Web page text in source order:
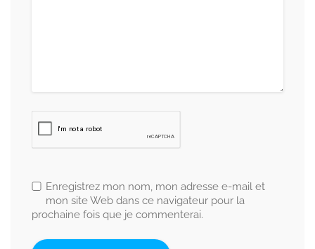
Enregistrez mon nom, mon adresse e-mail et
mon site Web dans ce navigateur pour la
prochaine fois que je commenterai.